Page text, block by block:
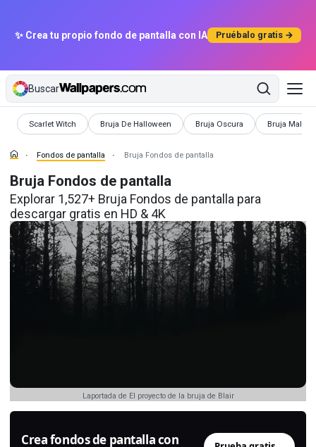
✨ Crea tu propio fondo de pantalla con IA Pruébalo gratis →
Buscar
Scarlet Witch
Fondos de pantalla Bruja De Halloween
Fondos de pantalla Bruja Oscura
Fondos de pantalla Bruja
Fondos de
Fondos de pantalla Bruja Fondos de pantalla
Bruja Fondos de pantalla
Explorar 1,527+ Bruja Fondos de pantalla para
descargar gratis en HD & 4K
Laportada de El proyecto de la bruja de Blair
Crea fondos de pantalla con